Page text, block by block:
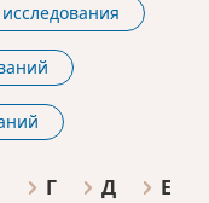
Г Д
Е